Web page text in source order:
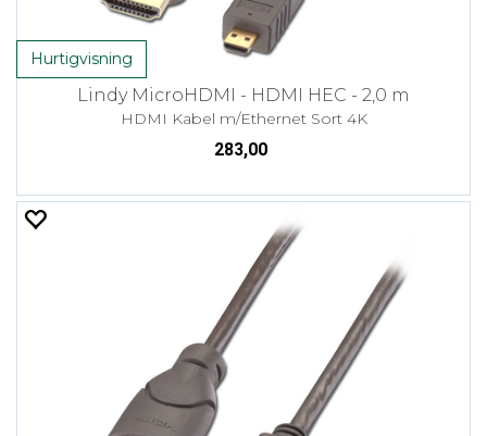
Hurtigvisning
Lindy MicroHDMI - HDMI HEC - 2,0 m
HDMI Kabel m/Ethernet Sort 4K
283,00